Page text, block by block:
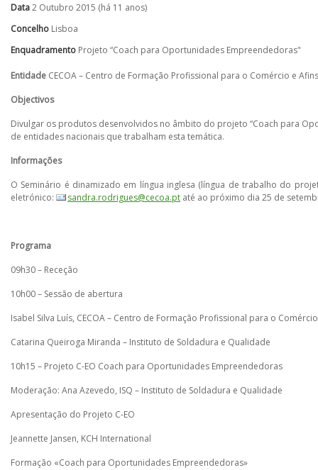
Data2 Outubro 2015 (há 11 anos)
Concelho Lisboa
Enquadramento Projeto “Coach para Oportunidades Empreendedoras"
Entidade CECOA – Centro de Formação Profissional para o Comércio e Afins
Objectivos
Divulgar os produtos desenvolvidos no âmbito do projeto “Coach para
de entidades nacionais que trabalham esta temática.
Informações
O Seminário é dinamizado em língua inglesa (língua de trabalho do
eletrónico:
sandra.rodrigues@cecoa.pt até ao próximo dia 25 de
Programa
09h30 – Receção
10h00 – Sessão de abertura
Isabel Silva Luís, CECOA – Centro de Formação Profissional para o
Catarina Queiroga Miranda – Instituto de Soldadura e Qualidade
10h15 – Projeto C-EO Coach para Oportunidades Empreendedoras
Moderação: Ana Azevedo, ISQ – Instituto de Soldadura e Qualidade
Apresentação do Projeto C-EO
Jeannette Jansen, KCH International
Formação «Coach para Oportunidades Empreendedoras»